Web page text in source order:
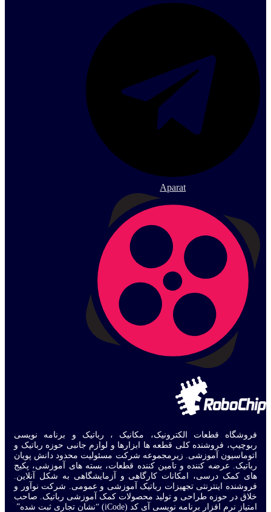
Aparat
فروشگاه قطعات الکترونیک، مکانیک ، رباتیک و برنامه نویسی
ربوچیپ، فروشنده کلی قطعه ها ابزارها و لوازم جانبی حوزه رباتیک و
اتوماسیون آموزشی. زیرمجموعه شرکت مسئولیت محدود دانش پویان
رباتیک. عرضه کننده و تامین کننده قطعات، بسته های آموزشی، پکیج
های کمک درسی، امکانات کارگاهی و آزمایشگاهی به شکل آنلاین.
فروشنده اینترنتی تجهیزات رباتیک آموزشی و عمومی. شرکت نوآور و
خلاق در حوزه طراحی و تولید محصولات کمک آموزشی رباتیک. صاحب
امتیاز نرم افزار برنامه نویسی آی کد (iCode) “نشان تجاری ثبت شده”